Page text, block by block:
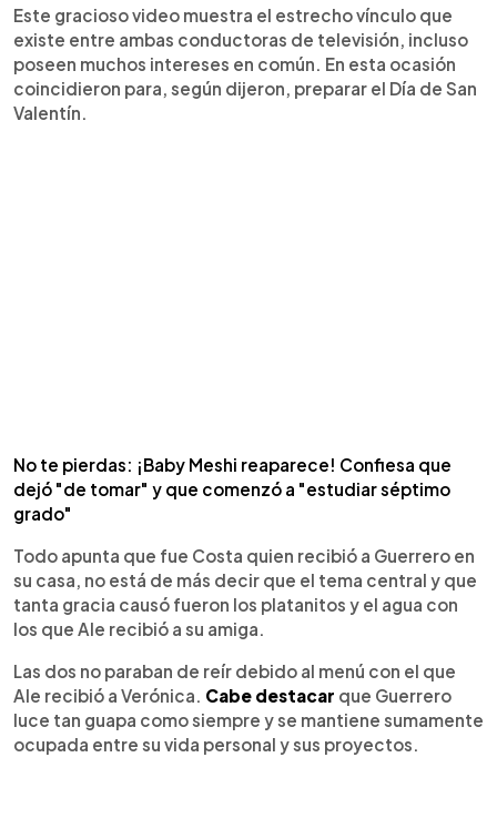
Este gracioso video muestra el estrecho vínculo que
existe entre ambas conductoras de televisión, incluso
poseen muchos intereses en común. En esta ocasión
coincidieron para, según dijeron, preparar el Día de San
Valentín.
No te pierdas: ¡Baby Meshi reaparece! Confiesa que
dejó "de tomar" y que comenzó a "estudiar séptimo
grado"
Todo apunta que fue Costa quien recibió a Guerrero en
su casa, no está de más decir que el tema central y que
tanta gracia causó fueron los platanitos y el agua con
los que Ale recibió a su amiga.
Las dos no paraban de reír debido al menú con el que
Ale recibió a Verónica. Cabe destacar que Guerrero
luce tan guapa como siempre y se mantiene sumamente
ocupada entre su vida personal y sus proyectos.